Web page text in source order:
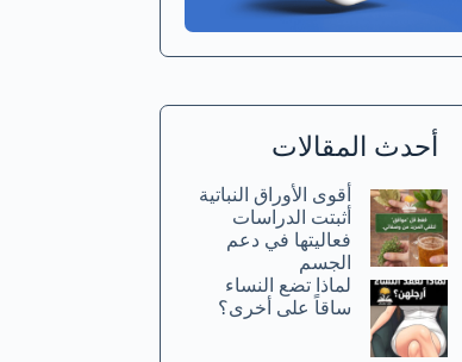
أحدث المقالات
أقوى الأوراق النباتية
أثبتت الدراسات
فعاليتها في دعم
الجسم
لماذا تضع النساء
ساقاً على أخرى؟